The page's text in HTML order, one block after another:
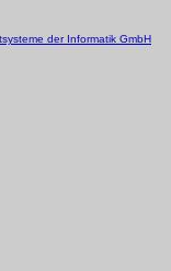
der Informatik GmbH